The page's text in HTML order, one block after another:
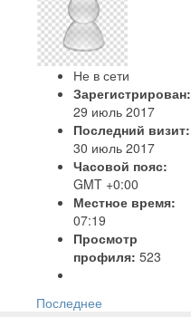
Не в сети
Зарегистрирован:
29 июль 2017
Последний визит:
30 июль 2017
Часовой пояс:
GMT +0:00
Местное время:
07:19
Просмотр
профиля: 523
Последнее